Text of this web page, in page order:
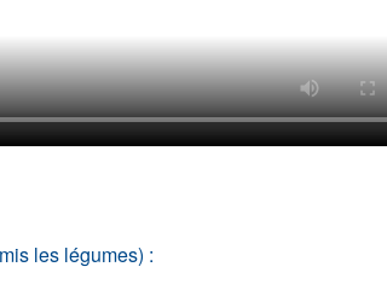
les légumes) :